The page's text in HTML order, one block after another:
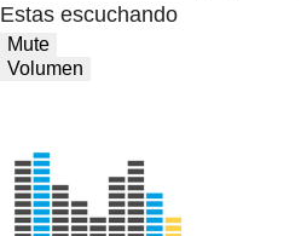
Estas escuchando
Mute
Volumen